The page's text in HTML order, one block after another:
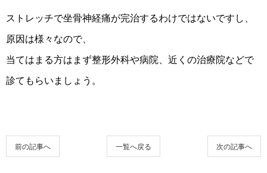
ストレッチで坐骨神経痛が完治するわけではないですし、
原因は様々なので、
当てはまる方はまず整形外科や病院、近くの治療院などで
診てもらいましょう。
前の記事へ 一覧へ戻る 次の記事へ